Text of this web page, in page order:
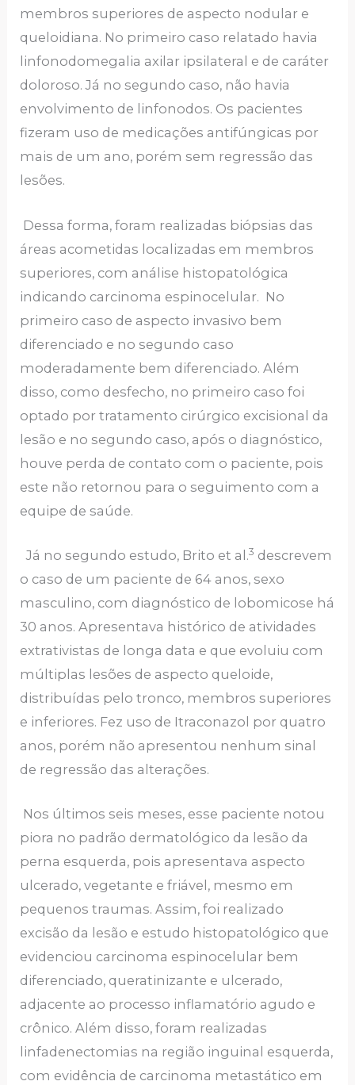
membros superiores de aspecto nodular e
queloidiana. No primeiro caso relatado havia
linfonodomegalia axilar ipsilateral e de caráter
doloroso. Já no segundo caso, não havia
envolvimento de linfonodos. Os pacientes
fizeram uso de medicações antifúngicas por
mais de um ano, porém sem regressão das
lesões.
Dessa forma, foram realizadas biópsias das
áreas acometidas localizadas em membros
superiores, com análise histopatológica
indicando carcinoma espinocelular. No
primeiro caso de aspecto invasivo bem
diferenciado e no segundo caso
moderadamente bem diferenciado. Além
disso, como desfecho, no primeiro caso foi
optado por tratamento cirúrgico excisional da
lesão e no segundo caso, após o diagnóstico,
houve perda de contato com o paciente, pois
este não retornou para o seguimento com a
equipe de saúde.
Já no segundo estudo, Brito et al.3 descrevem
o caso de um paciente de 64 anos, sexo
masculino, com diagnóstico de lobomicose há
30 anos. Apresentava histórico de atividades
extrativistas de longa data e que evoluiu com
múltiplas lesões de aspecto queloide,
distribuídas pelo tronco, membros superiores
e inferiores. Fez uso de Itraconazol por quatro
anos, porém não apresentou nenhum sinal
de regressão das alterações.
Nos últimos seis meses, esse paciente notou
piora no padrão dermatológico da lesão da
perna esquerda, pois apresentava aspecto
ulcerado, vegetante e friável, mesmo em
pequenos traumas. Assim, foi realizado
excisão da lesão e estudo histopatológico que
evidenciou carcinoma espinocelular bem
diferenciado, queratinizante e ulcerado,
adjacente ao processo inflamatório agudo e
crônico. Além disso, foram realizadas
linfadenectomias na região inguinal esquerda,
com evidência de carcinoma metastático em